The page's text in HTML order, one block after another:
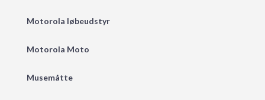
Motorola løbeudstyr
Motorola Moto
Musemåtte